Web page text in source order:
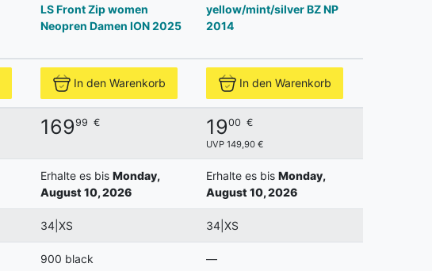
LS Front Zip women
Neopren Damen ION 2025
yellow/mint/silver BZ NP
2014
In den Warenkorb In den Warenkorb
16999 € 1900 €
UVP 149,90 €
Erhalte es bis Monday,
August 10, 2026
Erhalte es bis Monday,
August 10, 2026
34|XS 34|XS
900 black —